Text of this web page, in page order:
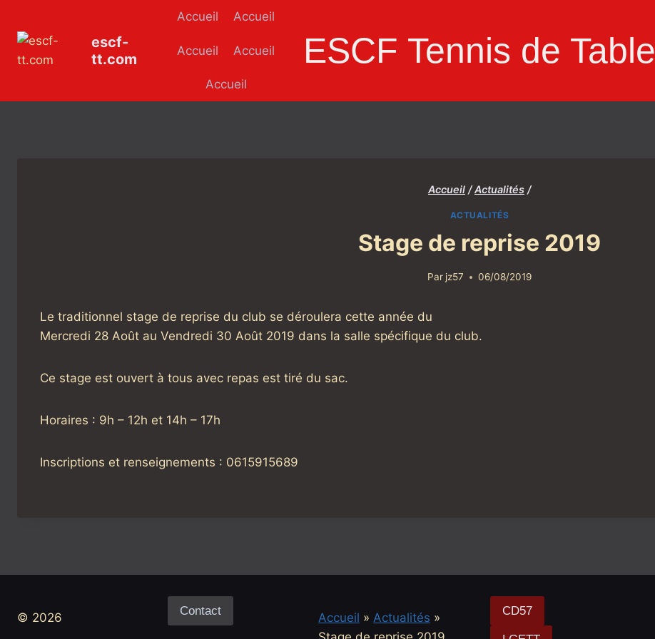
contenu
escf-
tt.com
Accueil Accueil
Accueil Accueil
Accueil
ESCF Tennis de Table
Accueil / Actualités /
ACTUALITÉS
Stage de reprise 2019
Par jz57 06/08/2019
Le traditionnel stage de reprise du club se déroulera cette année du
Mercredi 28 Août au Vendredi 30 Août 2019 dans la salle spécifique du club.
Ce stage est ouvert à tous avec repas est tiré du sac.
Horaires : 9h – 12h et 14h – 17h
Inscriptions et renseignements : 0615915689
© 2026 Contact Accueil » Actualités »
CD57